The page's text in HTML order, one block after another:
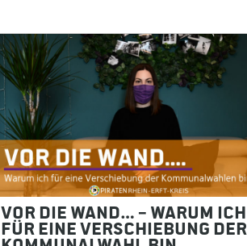
Vor die Wand… – Warum ich
für eine Verschiebung der